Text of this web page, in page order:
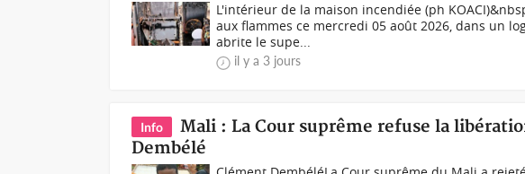
L'intérieur de la maison incendiée (ph
aux flammes ce mercredi 05 août 2026, dans un
abrite le supe...
il y a 3 jours
Info
Mali : La Cour suprême refuse la
Dembélé